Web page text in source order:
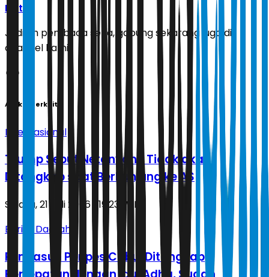
Ikuti
Jadilah pembaca setia, gabung sekarang juga di
channel kami!
Artikel Terkait
Internasional
Trump Sebut Netanyahu Tidak akan
Ditangkap saat Berkunjung ke AS
Selasa, 21 Juli 2026 | 19.23 WIB
Berita Daerah
Pengasuh Ponpes Cabul Ditangkap